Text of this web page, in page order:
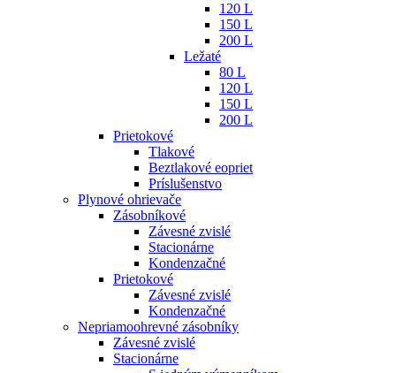
120 L
150 L
200 L
Ležaté
80 L
120 L
150 L
200 L
Prietokové
Tlakové
Beztlakové eopriet
Príslušenstvo
Plynové ohrievače
Zásobníkové
Závesné zvislé
Stacionárne
Kondenzačné
Prietokové
Závesné zvislé
Kondenzačné
Nepriamoohrevné zásobníky
Závesné zvislé
Stacionárne